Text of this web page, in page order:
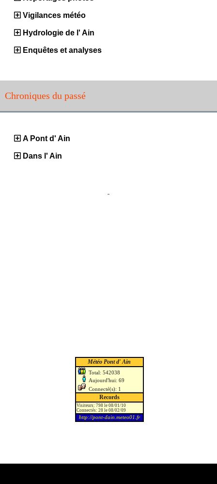
Vigilances météo
Hydrologie de l' Ain
Enquêtes et analyses
Chroniques du passé
A Pont d' Ain
Dans l' Ain